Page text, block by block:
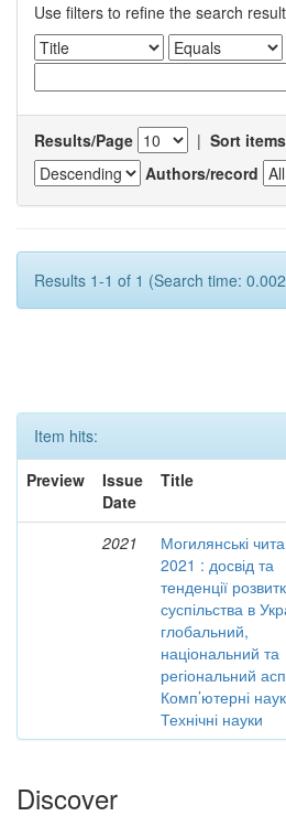
Use filters to refine the search
Results/Page | Sort
Authors/record
Results 1-1 of 1 (Search time:
Item hits:
Preview
Issue
Date
Title
2021
Могилянські
2021 : досвід та
тенденції
суспільства в
глобальний,
національний та
регіональний
Комп’ютерні
Технічні науки
Discover